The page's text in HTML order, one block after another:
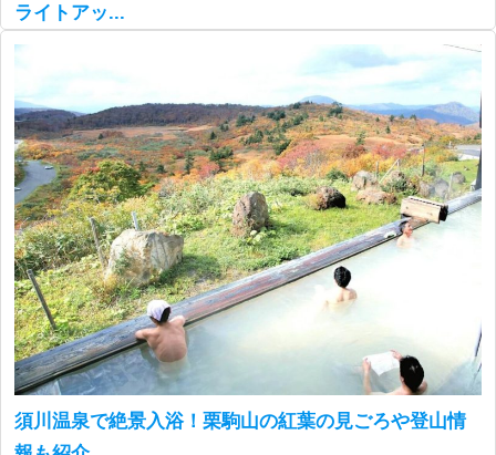
ライトアッ...
須川温泉で絶景入浴！栗駒山の紅葉の見ごろや登山情